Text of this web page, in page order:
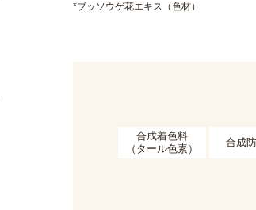
*ブッソウゲ花エキス（色材）
合成着色料
（タール色素）
合成